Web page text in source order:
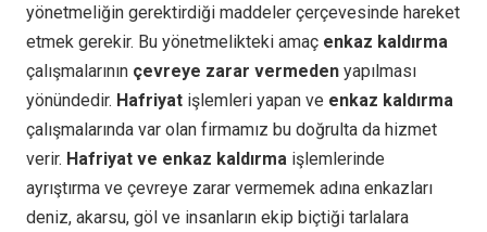
yönetmeliğin gerektirdiği maddeler çerçevesinde hareket
etmek gerekir. Bu yönetmelikteki amaç enkaz kaldırma
çalışmalarının çevreye zarar vermeden yapılması
yönündedir. Hafriyat işlemleri yapan ve enkaz kaldırma
çalışmalarında var olan firmamız bu doğrulta da hizmet
verir. Hafriyat ve enkaz kaldırma işlemlerinde
ayrıştırma ve çevreye zarar vermemek adına enkazları
deniz, akarsu, göl ve insanların ekip biçtiği tarlalara